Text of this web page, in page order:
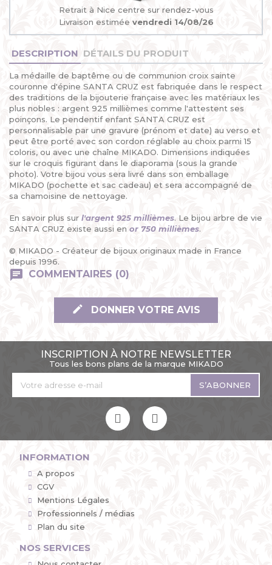
Retrait à Nice centre sur rendez-vous
Livraison estimée vendredi 14/08/26
DESCRIPTION DÉTAILS DU PRODUIT
La médaille de baptême ou de communion croix sainte
couronne d'épine SANTA CRUZ est fabriquée dans le respect
des traditions de la bijouterie française avec les matériaux les
plus nobles : argent 925 millièmes comme l'attestent ses
poinçons. Le pendentif enfant SANTA CRUZ est
personnalisable par une gravure (prénom et date) au verso et
peut être porté avec son cordon réglable au choix parmi 15
coloris, ou avec une chaîne MIKADO. Dimensions indiquées
sur le croquis figurant dans le diaporama (sous la grande
photo). Votre bijou vous sera livré dans son emballage
MIKADO (pochette et sac cadeau) et sera accompagné de
sa chamoisine de nettoyage.
En savoir plus sur l'argent 925 millièmes. Le bijou arbre de vie
SANTA CRUZ existe aussi en or 750 millièmes.
© MIKADO - Créateur de bijoux originaux made in France
depuis 1996.
COMMENTAIRES (0)
DONNER VOTRE AVIS
INSCRIPTION À NOTRE NEWSLETTER
Tous les bons plans de la marque MIKADO
S’ABONNER
INFORMATION
A propos
CGV
Mentions Légales
Professionnels / médias
Plan du site
NOS SERVICES